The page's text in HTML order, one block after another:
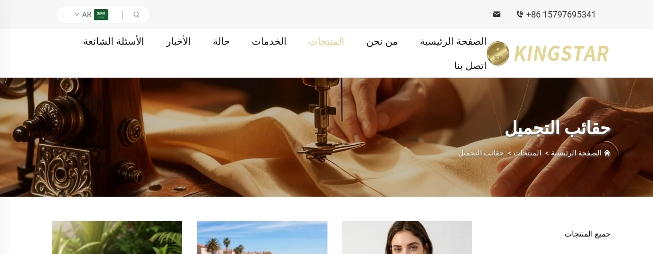
+86 15797695341
AR
الصفحة الرئيسية من نحن المنتجات الخدمات حالة الأخبار الأسئلة الشائعة
اتصل بنا
حقائب التجميل
الصفحة الرئيسية > المنتجات > حقائب التجميل
جميع المنتجات